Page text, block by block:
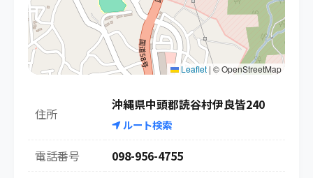
Leaflet | © OpenStreetMap
住所
沖縄県中頭郡読谷村伊良皆240
ルート検索
電話番号
098-956-4755